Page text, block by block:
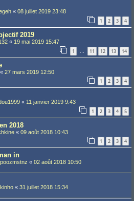
« 08 juillet 2019 23:48
1 2 3 4
2019
« 19 mai 2019 15:47
1 11 12 13 14
« 27 mars 2019 12:50
1 2 3 4
« 11 janvier 2019 9:43
1 2 3 4 5
2018
« 09 août 2018 10:43
1 2 3 4
in
« 02 août 2018 10:50
« 31 juillet 2018 15:34